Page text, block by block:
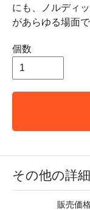
にも、ノルディ
があらゆる場面
個数
その他の詳
販売価